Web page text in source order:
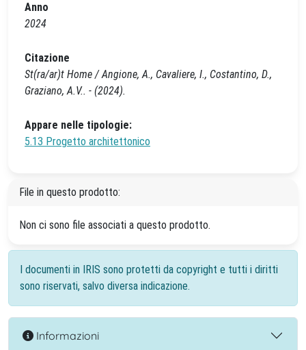
Anno
2024
Citazione
St(ra/ar)t Home / Angione, A., Cavaliere, I., Costantino, D.,
Graziano, A.V.. - (2024).
Appare nelle tipologie:
5.13 Progetto architettonico
File in questo prodotto:
Non ci sono file associati a questo prodotto.
I documenti in IRIS sono protetti da copyright e tutti i diritti
sono riservati, salvo diversa indicazione.
Informazioni